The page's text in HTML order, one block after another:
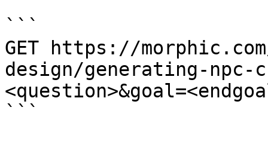
```
GET https://
design/generating-npc-
```